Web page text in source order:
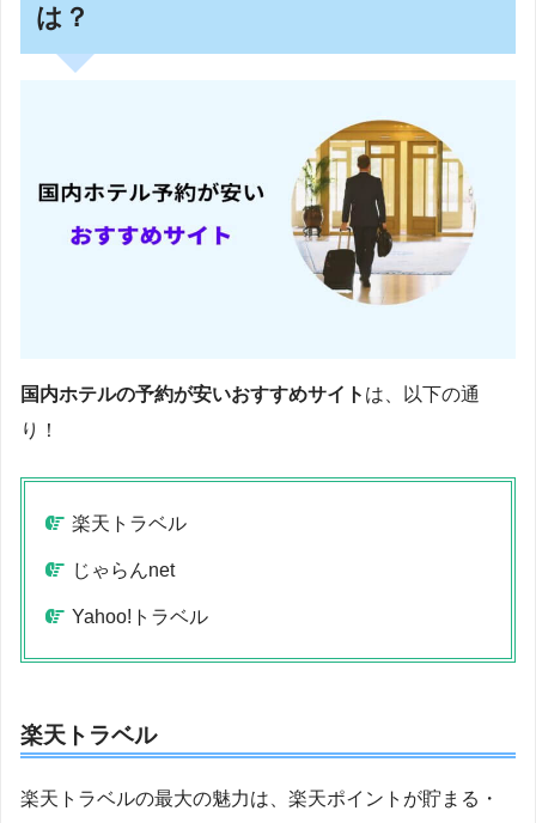
は？
国内ホテルの予約が安いおすすめサイト は、以下の通
り！
楽天トラベル
じゃらんnet
Yahoo!トラベル
楽天トラベル
楽天トラベルの最大の魅力は、楽天ポイントが貯まる・